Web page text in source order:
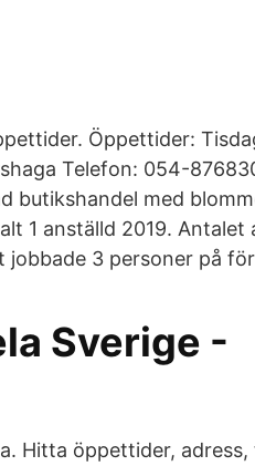
Öppettider:
Telefon: 054-
butikshandel med
1 anställd 2019. Antalet
jobbade 3 personer på
Sverige -
Hitta öppettider,